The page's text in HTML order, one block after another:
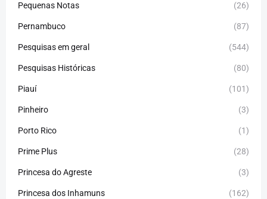
Pequenas Notas (26)
Pernambuco (87)
Pesquisas em geral (544)
Pesquisas Históricas (80)
Piauí (101)
Pinheiro (3)
Porto Rico (1)
Prime Plus (28)
Princesa do Agreste (3)
Princesa dos Inhamuns (162)